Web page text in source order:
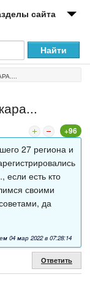
сайта
+96
27 региона и
если есть кто
своими
да
04 мар 2022 в 07:28:14
Ответить